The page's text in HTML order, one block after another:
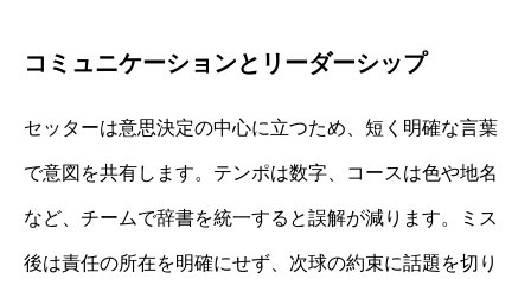
コミュニケーションとリーダーシップ
セッターは意思決定の中心に立つため、短く明確な言葉
で意図を共有します。テンポは数字、コースは色や地名
など、チームで辞書を統一すると誤解が減ります。ミス
後は責任の所在を明確にせず、次球の約束に話題を切り